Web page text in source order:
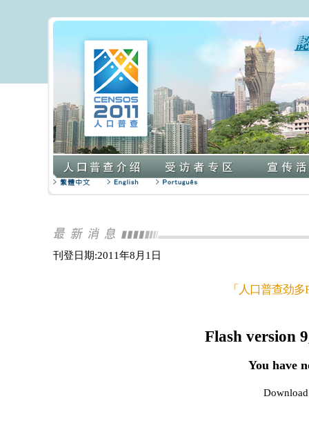
刊登日期:2011年8月1日
「人口普查劲
Flash version
You have